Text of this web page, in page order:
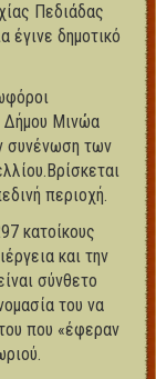
Πεδιάδας
δημοτικό
Δήμου Μινώα
συνένωση των
περιοχή.
κατοίκους
και την
σύνθετο
του να
που «έφεραν